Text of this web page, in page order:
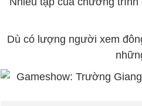
Dù có lượng người xem